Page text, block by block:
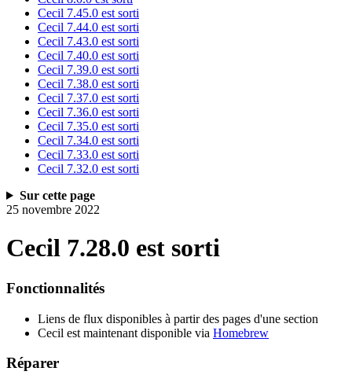
Cecil 7.45.0 est sorti
Cecil 7.44.0 est sorti
Cecil 7.43.0 est sorti
Cecil 7.40.0 est sorti
Cecil 7.39.0 est sorti
Cecil 7.38.0 est sorti
Cecil 7.37.0 est sorti
Cecil 7.36.0 est sorti
Cecil 7.35.0 est sorti
Cecil 7.34.0 est sorti
Cecil 7.33.0 est sorti
Cecil 7.32.0 est sorti
Sur cette page
25 novembre 2022
Cecil 7.28.0 est sorti
Fonctionnalités
Liens de flux disponibles à partir des pages d'une section
Cecil est maintenant disponible via Homebrew
Réparer